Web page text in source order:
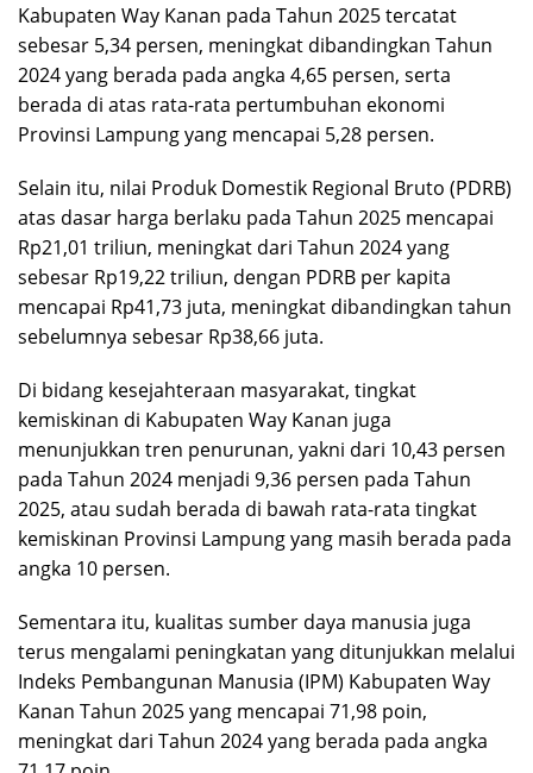
Kabupaten Way Kanan pada Tahun 2025 tercatat
sebesar 5,34 persen, meningkat dibandingkan Tahun
2024 yang berada pada angka 4,65 persen, serta
berada di atas rata-rata pertumbuhan ekonomi
Provinsi Lampung yang mencapai 5,28 persen.
Selain itu, nilai Produk Domestik Regional Bruto (PDRB)
atas dasar harga berlaku pada Tahun 2025 mencapai
Rp21,01 triliun, meningkat dari Tahun 2024 yang
sebesar Rp19,22 triliun, dengan PDRB per kapita
mencapai Rp41,73 juta, meningkat dibandingkan tahun
sebelumnya sebesar Rp38,66 juta.
Di bidang kesejahteraan masyarakat, tingkat
kemiskinan di Kabupaten Way Kanan juga
menunjukkan tren penurunan, yakni dari 10,43 persen
pada Tahun 2024 menjadi 9,36 persen pada Tahun
2025, atau sudah berada di bawah rata-rata tingkat
kemiskinan Provinsi Lampung yang masih berada pada
angka 10 persen.
Sementara itu, kualitas sumber daya manusia juga
terus mengalami peningkatan yang ditunjukkan melalui
Indeks Pembangunan Manusia (IPM) Kabupaten Way
Kanan Tahun 2025 yang mencapai 71,98 poin,
meningkat dari Tahun 2024 yang berada pada angka